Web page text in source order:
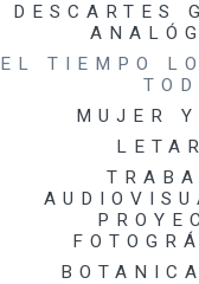
DESCARTES
EL TIEMPO
MUJER